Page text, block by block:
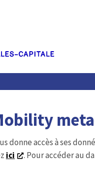
donne accès à ses
ici . Pour accéder au